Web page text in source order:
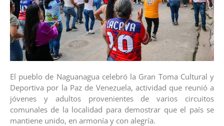
El pueblo de Naguanagua celebró la Gran Toma Cultural y
Deportiva por la Paz de Venezuela, actividad que reunió a
jóvenes y adultos provenientes de varios circuitos
comunales de la localidad para demostrar que el país se
mantiene unido, en armonía y con alegría.